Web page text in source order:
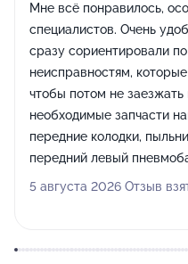
Мне всё понравилось,
специалистов. Очень
сразу сориентировали
неисправностям,
чтобы потом не
необходимые запчасти
передние колодки,
передний левый
приехать к 12 часам
5 августа 2026 Отзыв